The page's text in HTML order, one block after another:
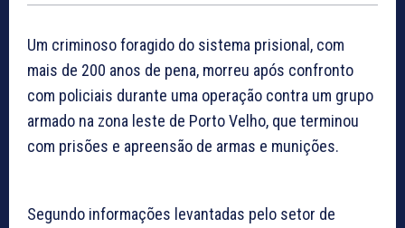
Um criminoso foragido do sistema prisional, com
mais de 200 anos de pena, morreu após confronto
com policiais durante uma operação contra um grupo
armado na zona leste de Porto Velho, que terminou
com prisões e apreensão de armas e munições.
Segundo informações levantadas pelo setor de